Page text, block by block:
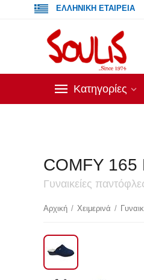
ΕΛΛΗΝΙΚΗ ΕΤΑΙΡΕΙΑ
Κατηγορίες
COMFY
Γυναικείες
Αρχική / Χειμερινά /